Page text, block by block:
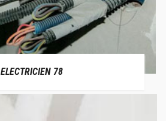
ELECTRICIEN 78